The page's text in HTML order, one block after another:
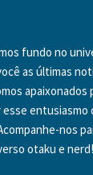
fundo no
as últimas
apaixonados
entusiasmo
nos
otaku e nerd!